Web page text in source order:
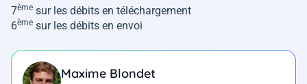
7ème sur les débits en téléchargement
6ème sur les débits en envoi
Maxime Blondet